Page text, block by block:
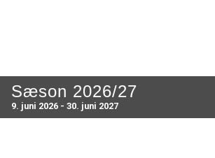
Sæson 2026/27
9. juni 2026 - 30. juni 2027